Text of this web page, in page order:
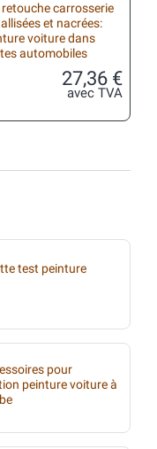
carrosserie
et nacrées:
voiture dans
automobiles
27,36 €
avec TVA
test peinture
pour
peinture voiture à